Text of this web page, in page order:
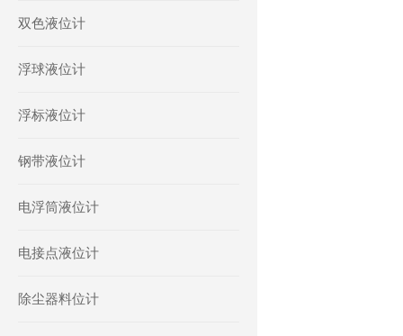
双色液位计
浮球液位计
浮标液位计
钢带液位计
电浮筒液位计
电接点液位计
除尘器料位计